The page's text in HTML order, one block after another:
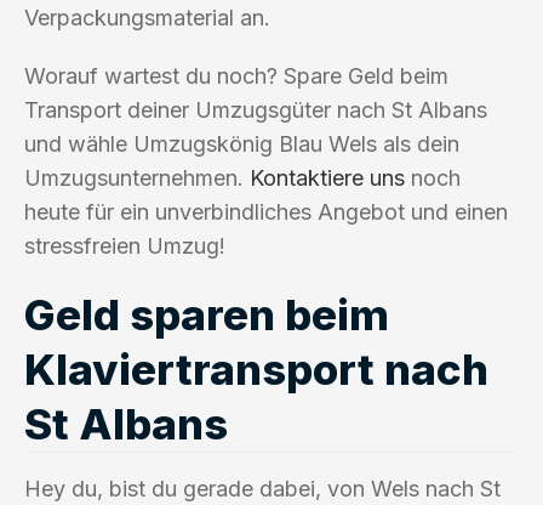
Verpackungsmaterial an.
Worauf wartest du noch? Spare Geld beim
Transport deiner Umzugsgüter nach St Albans
und wähle Umzugskönig Blau Wels als dein
Umzugsunternehmen. Kontaktiere uns noch
heute für ein unverbindliches Angebot und einen
stressfreien Umzug!
Geld sparen beim
Klaviertransport nach
St Albans
Hey du, bist du gerade dabei, von Wels nach St